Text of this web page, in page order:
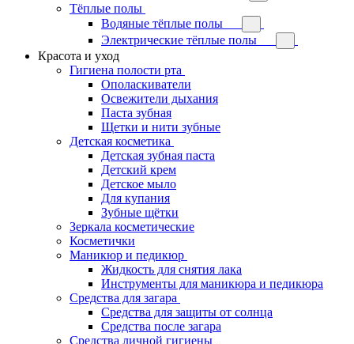
Тёплые полы
Водяные тёплые полы
Электрические тёплые полы
Красота и уход
Гигиена полости рта
Ополаскиватели
Освежители дыхания
Паста зубная
Щетки и нити зубные
Детская косметика
Детская зубная паста
Детский крем
Детское мыло
Для купания
Зубные щётки
Зеркала косметические
Косметички
Маникюр и педикюр
Жидкость для снятия лака
Инструменты для маникюра и педикюра
Средства для загара
Средства для защиты от солнца
Средства после загара
Средства личной гигиены